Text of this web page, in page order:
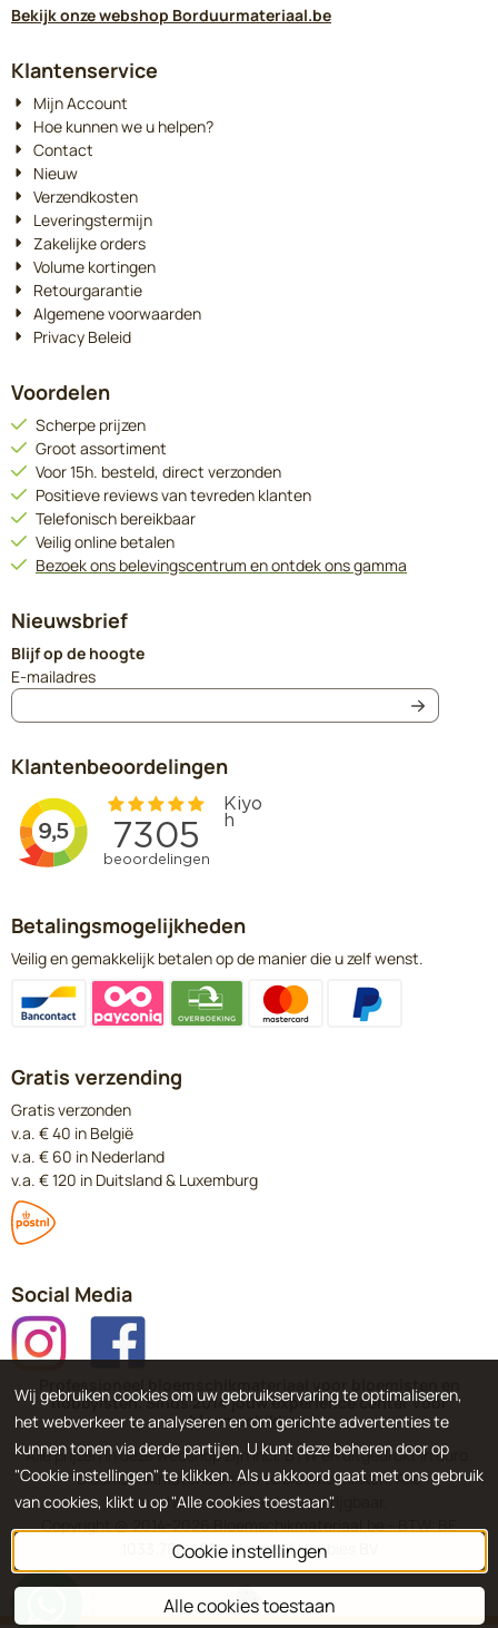
Bekijk onze webshop Borduurmateriaal.be
Klantenservice
Mijn Account
Hoe kunnen we u helpen?
Contact
Nieuw
Verzendkosten
Leveringstermijn
Zakelijke orders
Volume kortingen
Retourgarantie
Algemene voorwaarden
Privacy Beleid
Voordelen
Scherpe prijzen
Groot assortiment
Voor 15h. besteld, direct verzonden
Positieve reviews van tevreden klanten
Telefonisch bereikbaar
Veilig online betalen
Bezoek ons belevingscentrum en ontdek ons gamma
Nieuwsbrief
Blijf op de hoogte
E-mailadresVul je e-mailadres in voor de nieuwsbrief
Klantenbeoordelingen
Betalingsmogelijkheden
Veilig en gemakkelijk betalen op de manier die u zelf wenst.
Gratis verzending
Gratis verzonden
v.a. € 40 in België
v.a. € 60 in Nederland
v.a. € 120 in Duitsland & Luxemburg
Social Media
Professioneel bloemschikmateriaal voor bloemisten en
hobbyisten. Sinds 2014 jouw experience center voor
bloemschikken.
Alle prijzen in deze webshop zijn incl. BTW en uitgedrukt in euro.
Bloemschikmaterialen om te bloemschikken. Alle
bloemschikbenodigdheden verkrijgbaar.
Copyright @ 2014-2026Bloemschikmateriaal.be - BTW: BE
1033.786.408 - House of Hobbies BV
Wij gebruiken cookies om uw gebruikservaring te optimaliseren,
het webverkeer te analyseren en om gerichte advertenties te
kunnen tonen via derde partijen. U kunt deze beheren door op
"Cookie instellingen" te klikken. Als u akkoord gaat met ons gebruik
van cookies, klikt u op "Alle cookies toestaan".
Cookie instellingen
Alle cookies toestaan